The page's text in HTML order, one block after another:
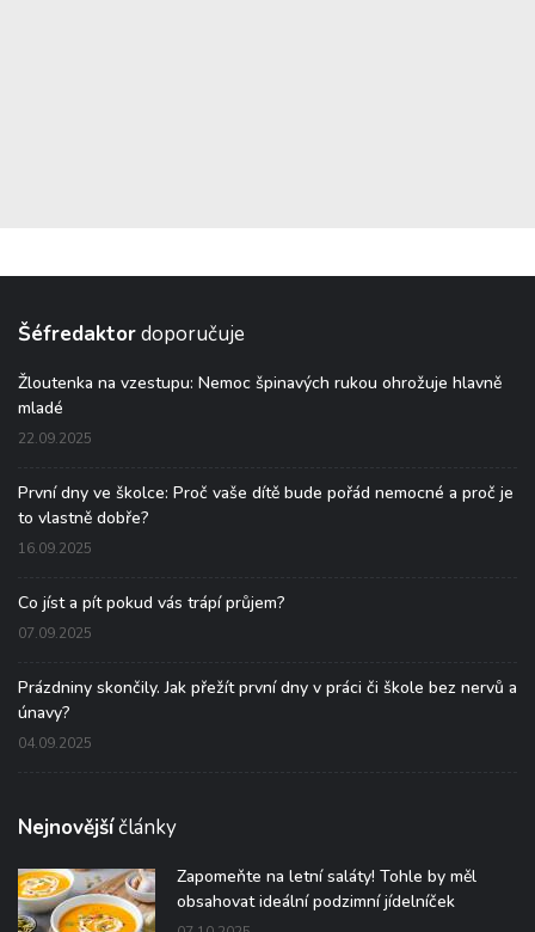
Šéfredaktordoporučuje
Žloutenka na vzestupu: Nemoc špinavých rukou ohrožuje hlavně
mladé
22.09.2025
První dny ve školce: Proč vaše dítě bude pořád nemocné a proč je
to vlastně dobře?
16.09.2025
Co jíst a pít pokud vás trápí průjem?
07.09.2025
Prázdniny skončily. Jak přežít první dny v práci či škole bez nervů a
únavy?
04.09.2025
Nejnovějšíčlánky
Zapomeňte na letní saláty! Tohle by měl
obsahovat ideální podzimní jídelníček